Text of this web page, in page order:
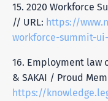
15. 2020 Workforce
// URL: https://
workforce-summit-
16. Employment law
& SAKAI / Proud
https://